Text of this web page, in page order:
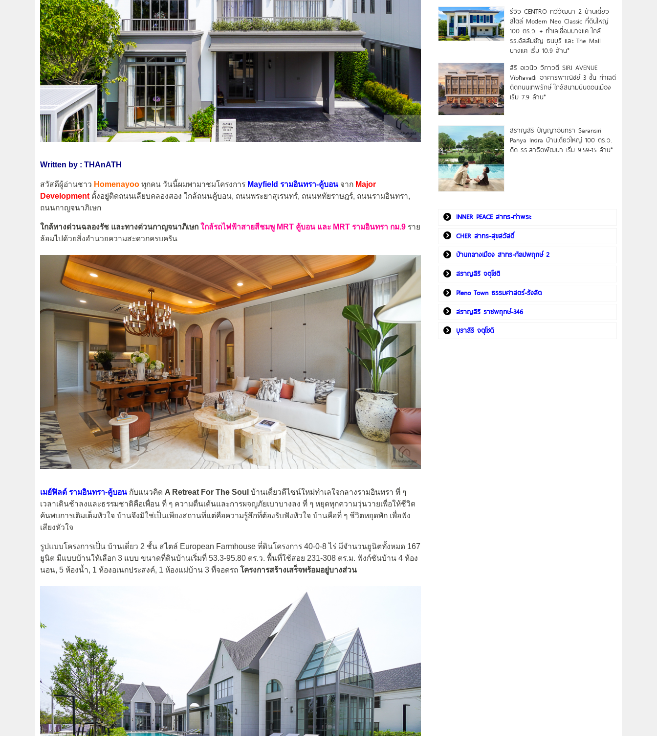
Written by : THAnATH
สวัสดีผู้อ่านชาว Homenayoo ทุกคน วันนี้ผมพามาชมโครงการ Mayfield รามอินทรา-คู้บอน จาก Major
Development ตั้งอยู่ติดถนนเลียบคลองสอง ใกล้ถนนคู้บอน, ถนนพระยาสุเรนทร์, ถนนหทัยราษฎร์, ถนนรามอินทรา,
ถนนกาญจนาภิเษก
ใกล้ทางด่วนฉลองรัช และทางด่วนกาญจนาภิเษก ใกล้รถไฟฟ้าสายสีชมพู MRT คู้บอน และ MRT รามอินทรา กม.9 ราย
ล้อมไปด้วยสิ่งอำนวยความสะดวกครบครัน
เมย์ฟิลด์ รามอินทรา-คู้บอน กับแนวคิด A Retreat For The Soul บ้านเดี่ยวดีไซน์ใหม่ทำเลใจกลางรามอินทรา ที่ ๆ
เวลาเดินช้าลงและธรรมชาติคือเพื่อน ที่ ๆ ความตื่นเต้นและการผจญภัยเบาบางลง ที่ ๆ หยุดทุกความวุ่นวายเพื่อให้ชีวิต
ค้นพบการเติมเต็มหัวใจ บ้านจึงมิใช่เป็นเพียงสถานที่แต่คือความรู้สึกที่ต้องรับฟังหัวใจ บ้านคือที่ ๆ ชีวิตหยุดพัก เพื่อฟัง
เสียงหัวใจ
รูปแบบโครงการเป็น บ้านเดี่ยว 2 ชั้น สไตล์ European Farmhouse ที่ดินโครงการ 40-0-8 ไร่ มีจำนวนยูนิตทั้งหมด 167
ยูนิต มีแบบบ้านให้เลือก 3 แบบ ขนาดที่ดินบ้านเริ่มที่ 53.3-95.80 ตร.ว. พื้นที่ใช้สอย 231-308 ตร.ม. ฟังก์ชันบ้าน 4 ห้อง
นอน, 5 ห้องน้ำ, 1 ห้องอเนกประสงค์, 1 ห้องแม่บ้าน 3 ที่จอดรถ โครงการสร้างเสร็จพร้อมอยู่บางส่วน
รีวิว CENTRO ทวีวัฒนา 2 บ้านเดี่ยว
สไตล์ Modern Neo Classic ที่ดินใหญ่
100 ตร.ว. + ทำเลเชื่อมบางแค ใกล้
รร.อัสสัมชัญ ธนบุรี และ The Mall
บางแค เริ่ม 10.9 ล้าน*
สิริ อเวนิว วิภาวดี SIRI AVENUE
Vibhavadi อาคารพาณิชย์ 3 ชั้น ทำเลดี
ติดถนนเทพรักษ์ ใกล้สนามบินดอนเมือง
เริ่ม 7.9 ล้าน*
สราญสิริ ปัญญาอินทรา Saransiri
Panya Indra บ้านเดี่ยวใหญ่ 100 ตร.ว.
ดิด รร.สาธิตพัฒนา เริ่ม 9.59-15 ล้าน*
INNER PEACE สาทร-ท่าพระ
CHER สาทร-สุขสวัสดิ์
บ้านกลางเมือง สาทร-กัลปพฤกษ์ 2
สราญสิริ จตุโชติ
Pleno Town ธรรมศาสตร์-รังสิต
สราญสิริ ราชพฤกษ์-346
บุราสิริ จตุโชติ